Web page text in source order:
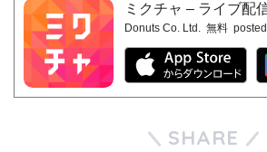
ミクチャ – ライブ配
Donuts Co. Ltd. 無料
SHARE